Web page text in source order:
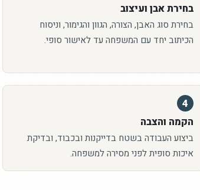
בחירת אבן ועיצוב
בחירת סוג האבן, הצורה, הגוון והגימור, וניסוח
הכיתוב יחד עם המשפחה עד לאישור סופי.
4
הקמה והצבה
ביצוע העבודה בשטח בדייקנות ובכבוד, ובדיקת
איכות סופית לפני מסירה למשפחה.